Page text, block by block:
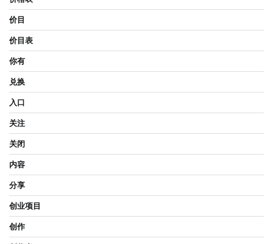
价目
价目表
你有
兑换
入口
关注
关闭
内容
分享
创业项目
创作